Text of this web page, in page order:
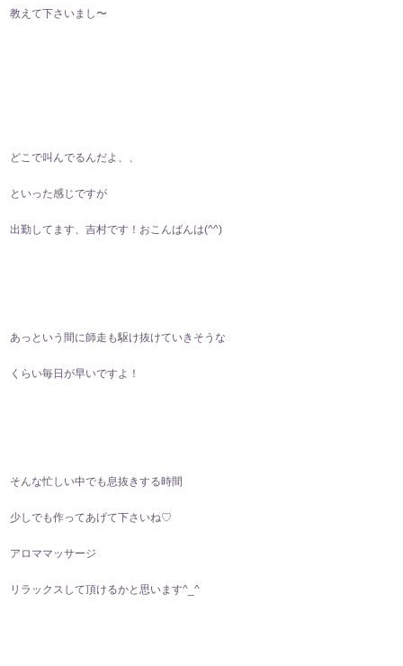
教えて下さいまし〜
どこで叫んでるんだよ、、
といった感じですが
出勤してます、吉村です！おこんばんは(⁠^⁠^⁠)
あっという間に師走も駆け抜けていきそうな
くらい毎日が早いですよ！
そんな忙しい中でも息抜きする時間
少しでも作ってあげて下さいね♡
アロママッサージ
リラックスして頂けるかと思います^⁠_⁠^